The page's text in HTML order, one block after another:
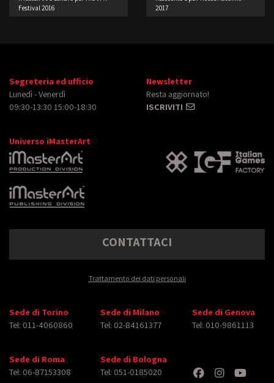
Festival 2016
2017
Segreteria ed ufficio
Lunedì - Venerdì
09:30-13:30 15:00-18:30
Newsletter
Resta aggiornato!
ISCRIVITI
Universo iMasterArt
CONTATTACI
Trattamento dei dati personali
Sede di Torino
Tel: 011-4060860
Sede di Milano
Tel: 02-84161377
Sede di Genova
Tel: 010-9861113
Sede di Roma
Tel: 06-87153308
Sede di Bologna
Tel: 051-0185020